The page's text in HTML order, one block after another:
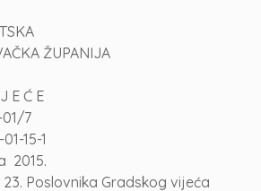
ŽUPANIJA
E Ć E
01/7
15-1
2015.
Poslovnika Gradskog vijeća